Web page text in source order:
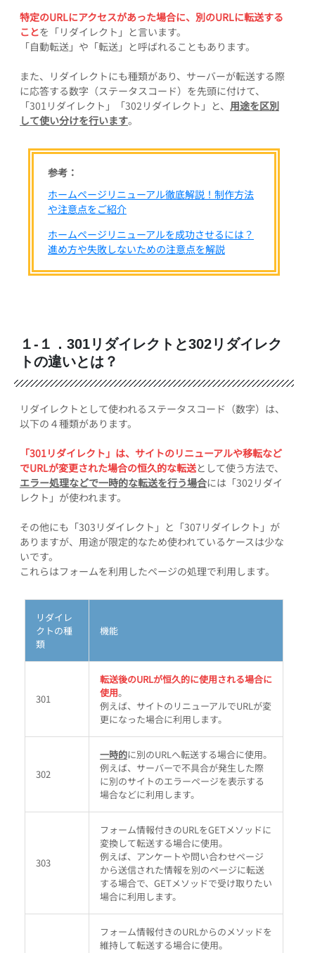
特定のURLにアクセスがあった場合に、別のURLに転送する
ことを「リダイレクト」と言います。
「自動転送」や「転送」と呼ばれることもあります。
また、リダイレクトにも種類があり、サーバーが転送する際
に応答する数字（ステータスコード）を先頭に付けて、
「301リダイレクト」「302リダイレクト」と、 用途を区別
して使い分けを行います。
参考：
ホームページリニューアル徹底解説！制作方法
や注意点をご紹介
ホームページリニューアルを成功させるには？
進め方や失敗しないための注意点を解説
１-１．301リダイレクトと302リダイレク
トの違いとは？
リダイレクトとして使われるステータスコード（数字）は、
以下の４種類があります。
「301リダイレクト」は、サイトのリニューアルや移転など
でURLが変更された場合の恒久的な転送として使う方法で、
エラー処理などで一時的な転送を行う場合には「302リダイ
レクト」が使われます。
その他にも「303リダイレクト」と「307リダイレクト」が
ありますが、用途が限定的なため使われているケースは少な
いです。
これらはフォームを利用したページの処理で利用します。
リダイレ
クトの種
類
機能
301
転送後のURLが恒久的に使用される場合に
使用。
例えば、サイトのリニューアルでURLが変
更になった場合に利用します。
302
一時的に別のURLへ転送する場合に使用。
例えば、サーバーで不具合が発生した際
に別のサイトのエラーページを表示する
場合などに利用します。
303
フォーム情報付きのURLをGETメソッドに
変換して転送する場合に使用。
例えば、アンケートや問い合わせページ
から送信された情報を別のページに転送
する場合で、GETメソッドで受け取りたい
場合に利用します。
フォーム情報付きのURLからのメソッドを
維持して転送する場合に使用。